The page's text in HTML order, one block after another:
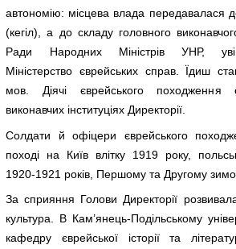
автономію: місцева влада передавалася
(кегіл), а до складу головного
Ради Народних Міністрів УНР,
Міністерство єврейських справ. Їдиш
мов. Діячі єврейського
виконавчих інституціях Директорії.
Солдати й офіцери єврейського
поході на Київ влітку 1919 року,
1920-1921 років, Першому та Другому
За сприяння Голови Директорії
культура. В Кам’янець-Подільському
кафедру єврейської історії та